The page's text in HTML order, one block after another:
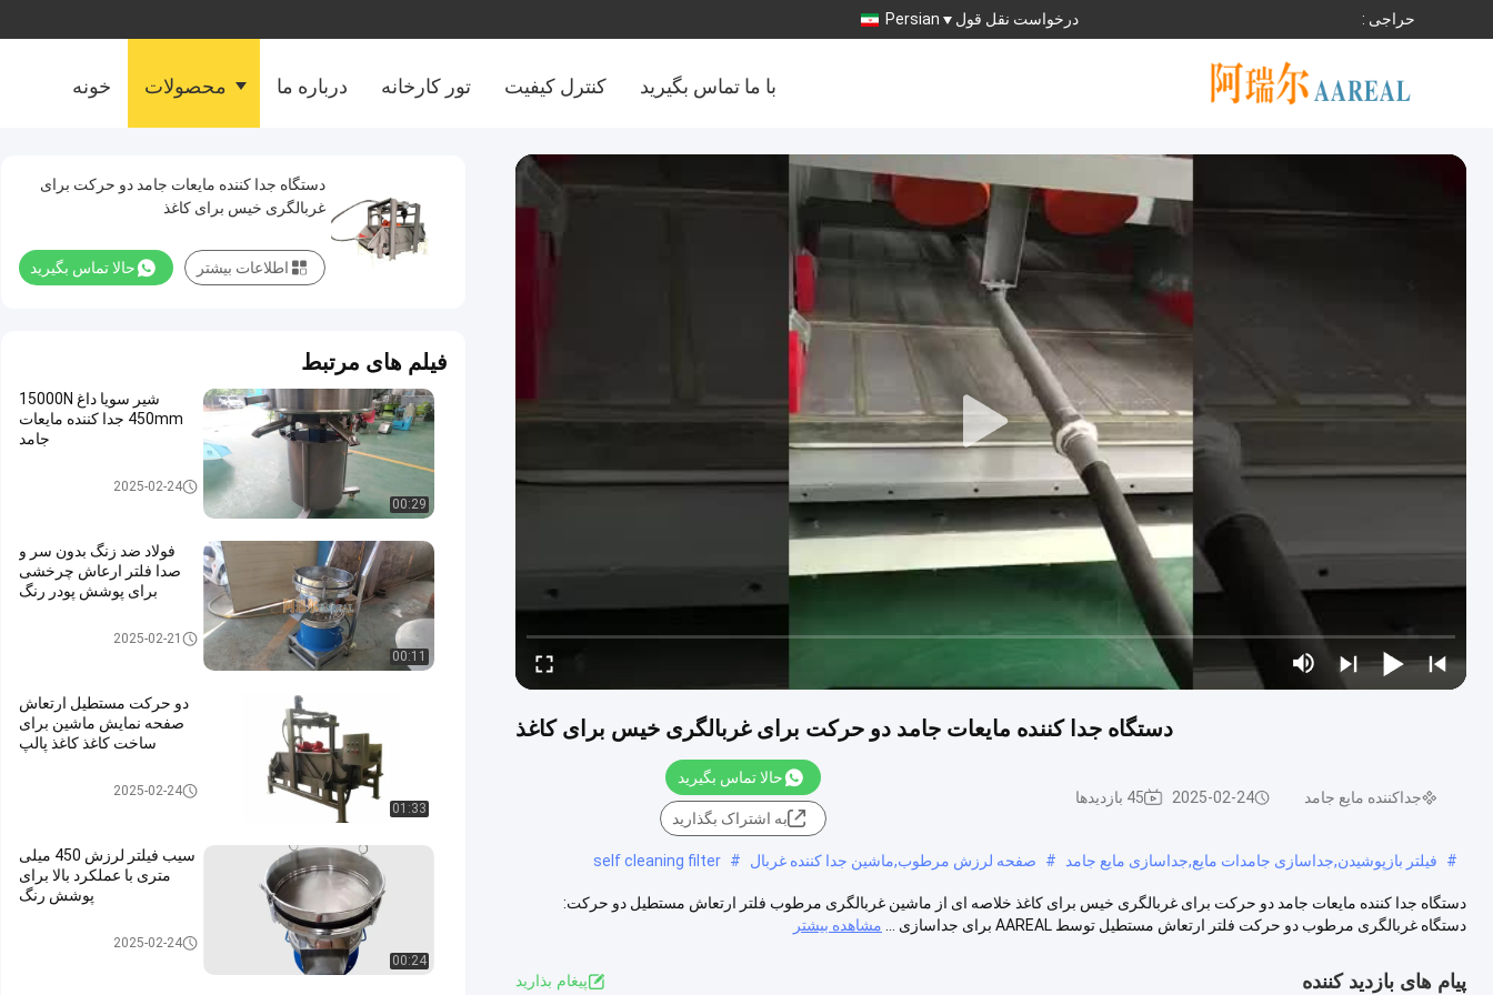
حراجی : درخواست نقل قول Persian
خونه محصولات درباره ما تور کارخانه کنترل کیفیت با ما تماس بگیرید
دستگاه جدا کننده مایعات جامد دو حرکت برای غربالگری خیس برای کاغذ
جداکننده مایع جامد 2025-02-24 45 بازدیدها
حالا تماس بگیرید
به اشتراک بگذارید
# فیلتر بازپوشیدن,جداسازی جامدات مایع,جداسازی مایع جامد # صفحه لرزش مرطوب,ماشین جدا کننده غربال #
self cleaning filter
دستگاه جدا کننده مایعات جامد دو حرکت برای غربالگری خیس برای کاغذ خلاصه ای از ماشین غربالگری مرطوب فلتر ارتعاش مستطیل دو حرکت:
دستگاه غربالگری مرطوب دو حرکت فلتر ارتعاش مستطیل توسط AAREAL برای جداسازی ...
مشاهده بیشتر
پیام های بازدید کننده پيغام بذاريد
دستگاه جدا کننده مایعات جامد دو حرکت برای
غربالگری خیس برای کاغذ
حالا تماس بگیرید اطلاعات بیشتر
فیلم های مرتبط
00:29
شیر سویا داغ 15000N
450mm جدا کننده مایعات
جامد
جداکننده مایع جامد2025-02-24
00:11
فولاد ضد زنگ بدون سر و
صدا فلتر ارعاش چرخشی
برای پوشش پودر رنگ
جداکننده مایع جامد2025-02-21
01:33
دو حرکت مستطیل ارتعاش
صفحه نمایش ماشین برای
ساخت کاغذ کاغذ پالپ
جداکننده مایع جامد2025-02-24
00:24
سیب فیلتر لرزش 450 میلی
متری با عملکرد بالا برای
پوشش رنگ
جداکننده مایع جامد2025-02-24